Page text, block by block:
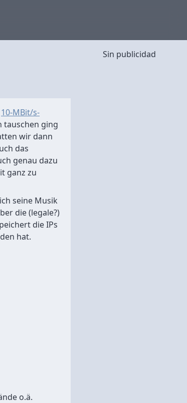
10-MBit/s-
tauschen ging
wir dann
das
genau dazu
ganz zu
seine Musik
die (legale?)
die IPs
hat.
o.ä.
Sin publicidad